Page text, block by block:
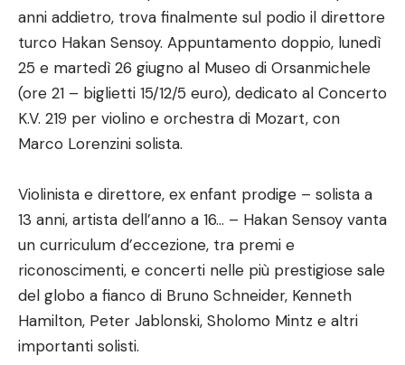
anni addietro, trova finalmente sul podio il direttore
turco Hakan Sensoy. Appuntamento doppio, lunedì
25 e martedì 26 giugno al Museo di Orsanmichele
(ore 21 – biglietti 15/12/5 euro), dedicato al Concerto
K.V. 219 per violino e orchestra di Mozart, con
Marco Lorenzini solista.
Violinista e direttore, ex enfant prodige – solista a
13 anni, artista dell’anno a 16… – Hakan Sensoy vanta
un curriculum d’eccezione, tra premi e
riconoscimenti, e concerti nelle più prestigiose sale
del globo a fianco di Bruno Schneider, Kenneth
Hamilton, Peter Jablonski, Sholomo Mintz e altri
importanti solisti.